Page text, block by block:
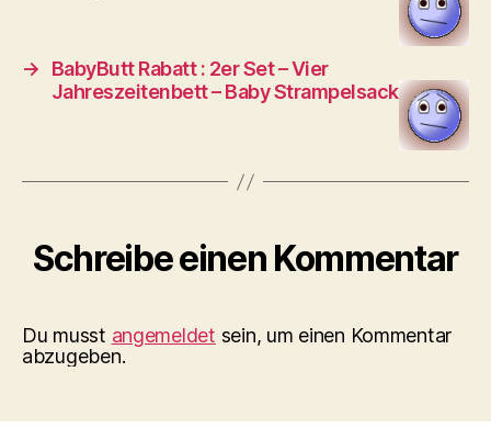
→
BabyButt Rabatt : 2er Set – Vier
Jahreszeitenbett – Baby Strampelsack
Schreibe einen Kommentar
Du musst angemeldet sein, um einen Kommentar
abzugeben.